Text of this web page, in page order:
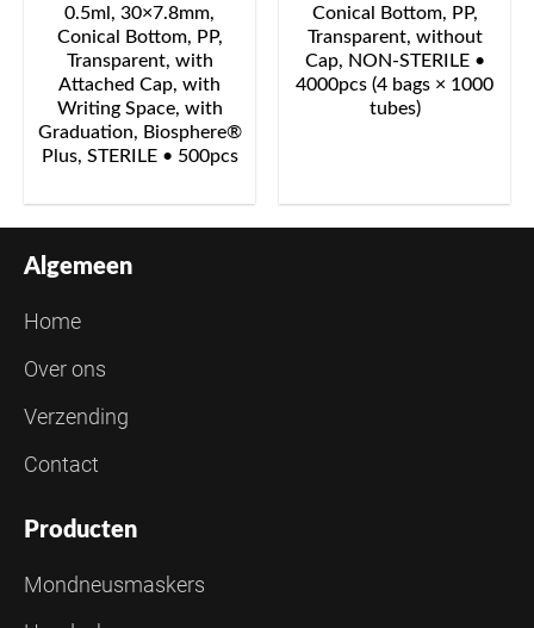
0.5ml, 30×7.8mm,
Conical Bottom, PP,
Transparent, with
Attached Cap, with
Writing Space, with
Graduation, Biosphere®
Plus, STERILE • 500pcs
Conical Bottom, PP,
Transparent, without
Cap, NON-STERILE •
4000pcs (4 bags × 1000
tubes)
Algemeen
Home
Over ons
Verzending
Contact
Producten
Mondneusmaskers